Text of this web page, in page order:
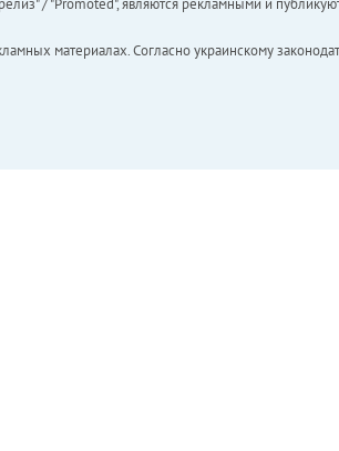
материалах. Согласно украинскому